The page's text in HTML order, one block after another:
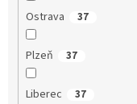
Ostrava 37
Plzeň 37
Liberec 37